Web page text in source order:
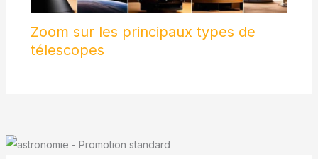
Zoom sur les principaux types de
télescopes